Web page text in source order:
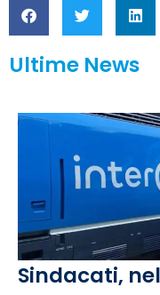
Ultime News
Sindacati,